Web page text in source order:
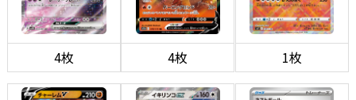
4枚 4枚 1枚